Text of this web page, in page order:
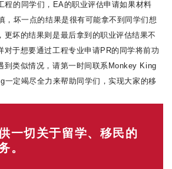
程的同学们， EA的职业评估申请如果材料
，坏一点的结果是很有可能拿不到同学们想
更坏的结果则是最后拿到的职业评估结果不
对于想要通过工程专业申请PR的同学将前功
到类似情况，请第一时间联系 Monkey King
一定竭尽全力来帮助同学们，实现大家的移
一切关于留学、移民的
。